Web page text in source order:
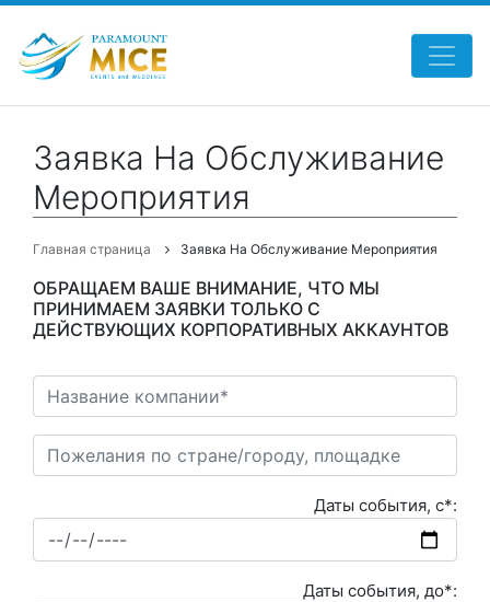
Заявка На Обслуживание
Мероприятия
Главная страница Заявка На Обслуживание Мероприятия
ОБРАЩАЕМ ВАШЕ ВНИМАНИЕ, ЧТО МЫ
ПРИНИМАЕМ ЗАЯВКИ ТОЛЬКО С
ДЕЙСТВУЮЩИХ КОРПОРАТИВНЫХ АККАУНТОВ
Даты события, с*:
Даты события, до*: